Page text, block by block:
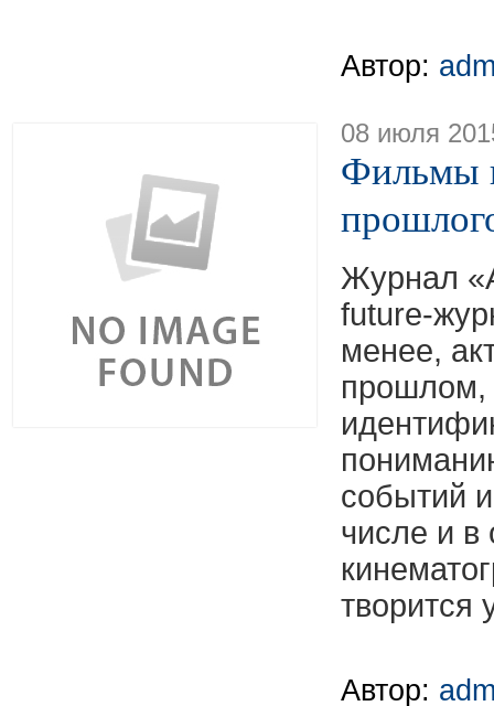
Автор:
08 июля
Фильмы
Журнал
future-
менее,
прошлом,
событий
числе и в
творится
Автор: